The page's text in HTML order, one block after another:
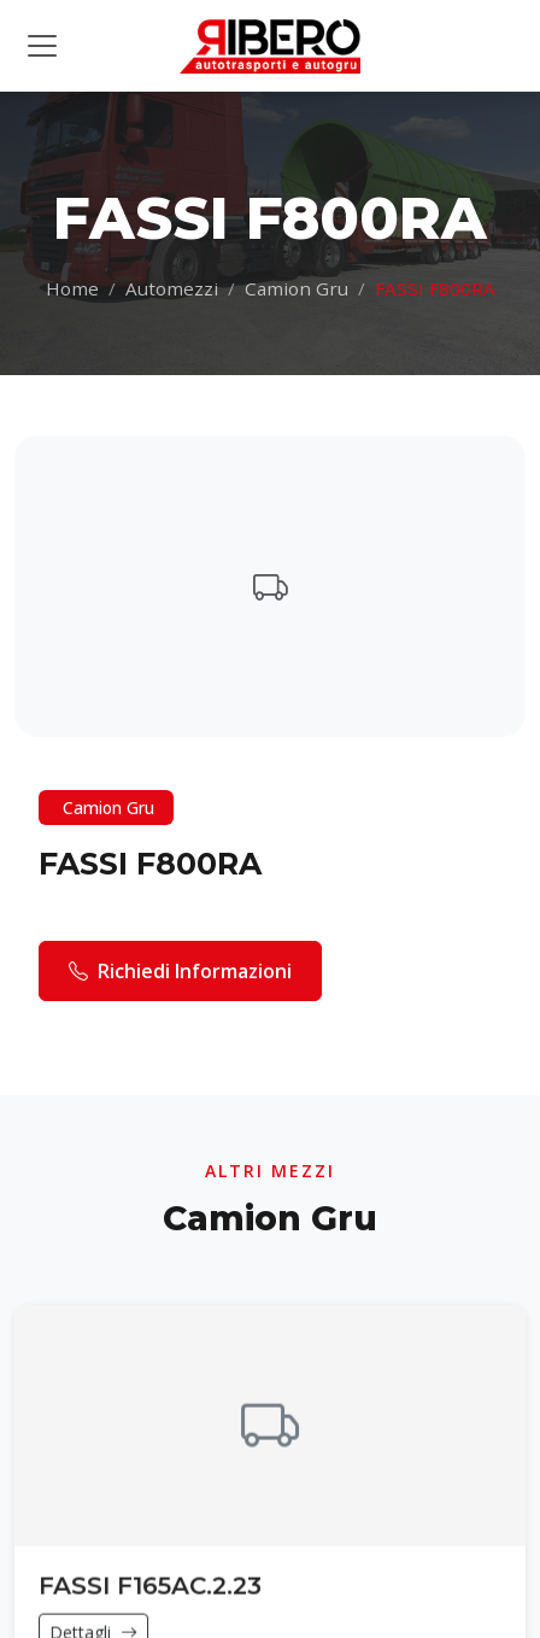
FASSI F800RA
Home Automezzi Camion Gru FASSI F800RA
Camion Gru
FASSI F800RA
Richiedi Informazioni
ALTRI MEZZI
Camion Gru
FASSI F165AC.2.23
Dettagli